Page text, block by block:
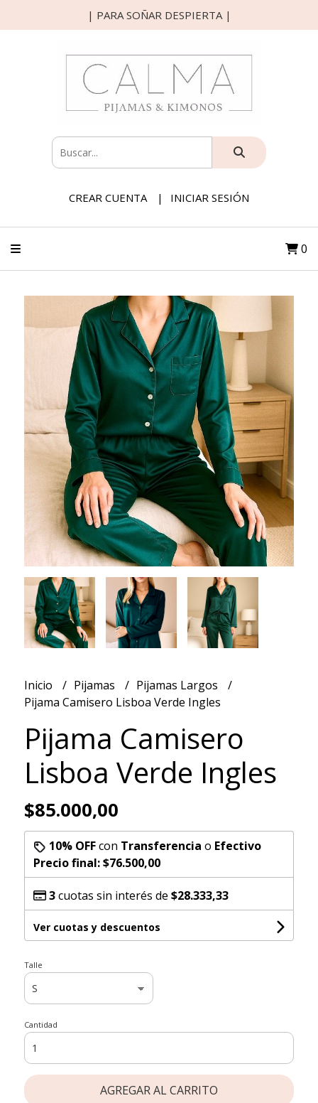
| PARA SOÑAR DESPIERTA |
CREAR CUENTA INICIAR SESIÓN
0
Inicio Pijamas
Pijamas Largos
Pijama Camisero Lisboa Verde Ingles
Pijama Camisero
Lisboa Verde Ingles
$85.000,00
10% OFFcon Transferencia o Efectivo
Precio final:$76.500,00
3cuotas sin interés de $28.333,33
Ver cuotas y descuentos
Talle
Cantidad
AGREGAR AL CARRITO